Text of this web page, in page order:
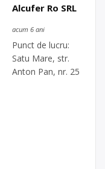
Alcufer Ro SRL
acum 6 ani
Punct de lucru:
Satu Mare, str.
Anton Pan, nr. 25